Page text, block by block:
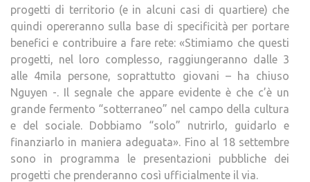
progetti di territorio (e in alcuni casi di quartiere) che
quindi opereranno sulla base di specificità per portare
benefici e contribuire a fare rete: «Stimiamo che questi
progetti, nel loro complesso, raggiungeranno dalle 3
alle 4mila persone, soprattutto giovani – ha chiuso
Nguyen -. Il segnale che appare evidente è che c’è un
grande fermento “sotterraneo” nel campo della cultura
e del sociale. Dobbiamo “solo” nutrirlo, guidarlo e
finanziarlo in maniera adeguata». Fino al 18 settembre
sono in programma le presentazioni pubbliche dei
progetti che prenderanno così ufficialmente il via.